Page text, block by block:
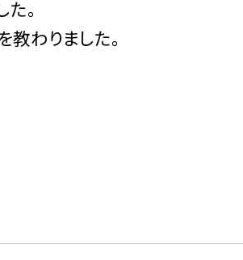
。
わりました。